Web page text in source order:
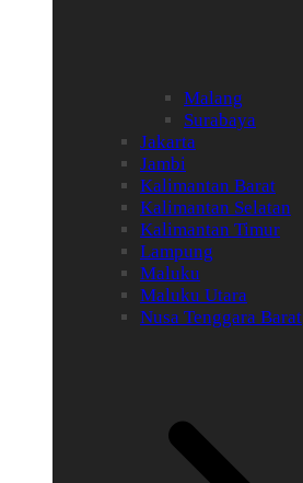
Malang
Surabaya
Jakarta
Jambi
Kalimantan Barat
Kalimantan Selatan
Kalimantan Timur
Lampung
Maluku
Maluku Utara
Nusa Tenggara Barat